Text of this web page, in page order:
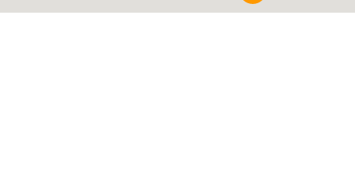
ЕВРОПА